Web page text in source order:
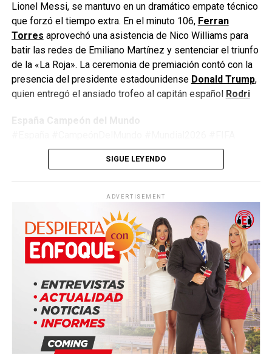
Lionel Messi, se mantuvo en un dramático empate técnico
que forzó el tiempo extra. En el minuto 106, Ferran
Torres aprovechó una asistencia de Nico Williams para
batir las redes de Emiliano Martínez y sentenciar el triunfo
de la «La Roja». La ceremonia de premiación contó con la
presencia del presidente estadounidense Donald Trump,
quien entregó el ansiado trofeo al capitán español Rodri
España Campeón del Mundo
#Argentina #Fútbol #LaRoja #WorldCup2026
#JimmyPizarro #EnfoqueNow
SIGUE LEYENDO
ADVERTISEMENT